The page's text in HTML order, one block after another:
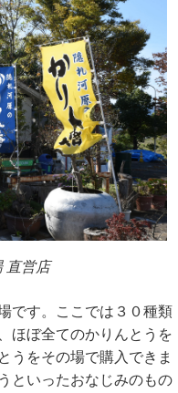
直営店
です。ここでは３０種類
ほぼ全てのかりんとうを
うをその場で購入できま
といったおなじみのもの